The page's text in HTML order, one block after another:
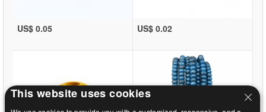
US$ 0.05 US$ 0.02
This website uses cookies